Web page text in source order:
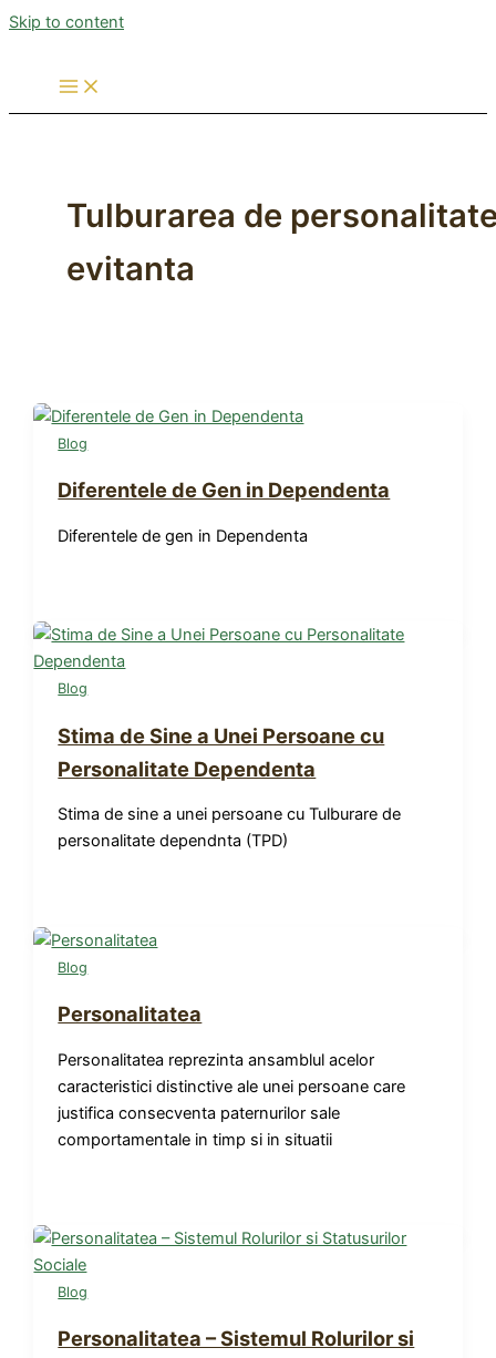
Skip to content
Tulburarea de
evitanta
Blog
Diferentele de Gen in Dependenta
Diferentele de gen in Dependenta
Blog
Stima de Sine a Unei Persoane cu
Personalitate Dependenta
Stima de sine a unei persoane cu Tulburare de
personalitate dependnta (TPD)
Blog
Personalitatea
Personalitatea reprezinta ansamblul acelor
caracteristici distinctive ale unei persoane care
justifica consecventa paternurilor sale
comportamentale in timp si in situatii
Blog
Personalitatea – Sistemul Rolurilor si